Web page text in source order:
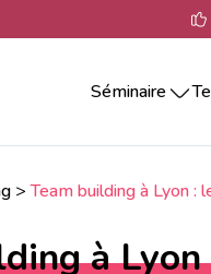
Séminaire
Séminaire Annecy
Séminaire La Rochelle
Séminaire Lille
Team
Team
>Team building à Lyon
à